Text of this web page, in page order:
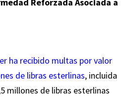
ha recibido multas por valor
de libras esterlinas, incluida
millones de libras esterlinas